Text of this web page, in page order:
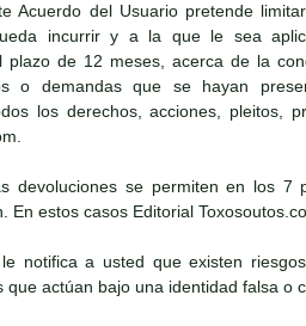
Acuerdo del Usuario pretende
incurrir y a la que le sea
plazo de 12 meses, acerca de la
o demandas que se hayan
los derechos, acciones, pleitos,
devoluciones se permiten en los 7
En estos casos Editorial
le notifica a usted que existen
actúan bajo una identidad falsa o